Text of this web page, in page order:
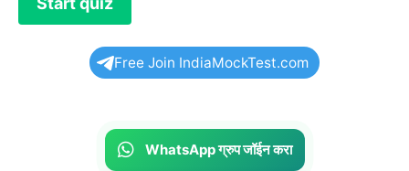
Free Join IndiaMockTest.com
WhatsApp ग्रुप जॉईन करा